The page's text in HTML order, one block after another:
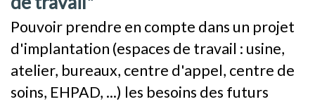
Pouvoir prendre en compte dans un projet
d'implantation (espaces de travail : usine,
atelier, bureaux, centre d'appel, centre de
soins, EHPAD, ...) les besoins des futurs